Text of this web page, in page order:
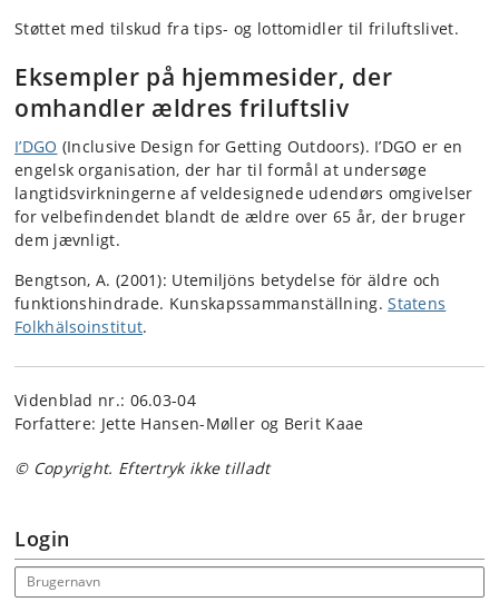
Støttet med tilskud fra tips- og lottomidler til friluftslivet.
Eksempler på hjemmesider, der
omhandler ældres friluftsliv
I’DGO (Inclusive Design for Getting Outdoors). I’DGO er en
engelsk organisation, der har til formål at undersøge
langtidsvirkningerne af veldesignede udendørs omgivelser
for velbefindendet blandt de ældre over 65 år, der bruger
dem jævnligt.
Bengtson, A. (2001): Utemiljöns betydelse för äldre och
funktionshindrade. Kunskapssammanställning.Statens
Folkhälsoinstitut.
Videnblad nr.: 06.03-04
Forfattere: Jette Hansen-Møller og Berit Kaae
© Copyright. Eftertryk ikke tilladt
Login
Email address